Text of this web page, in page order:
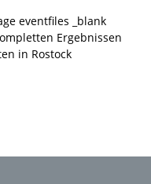
eventfiles _blank
Ergebnissen
in Rostock